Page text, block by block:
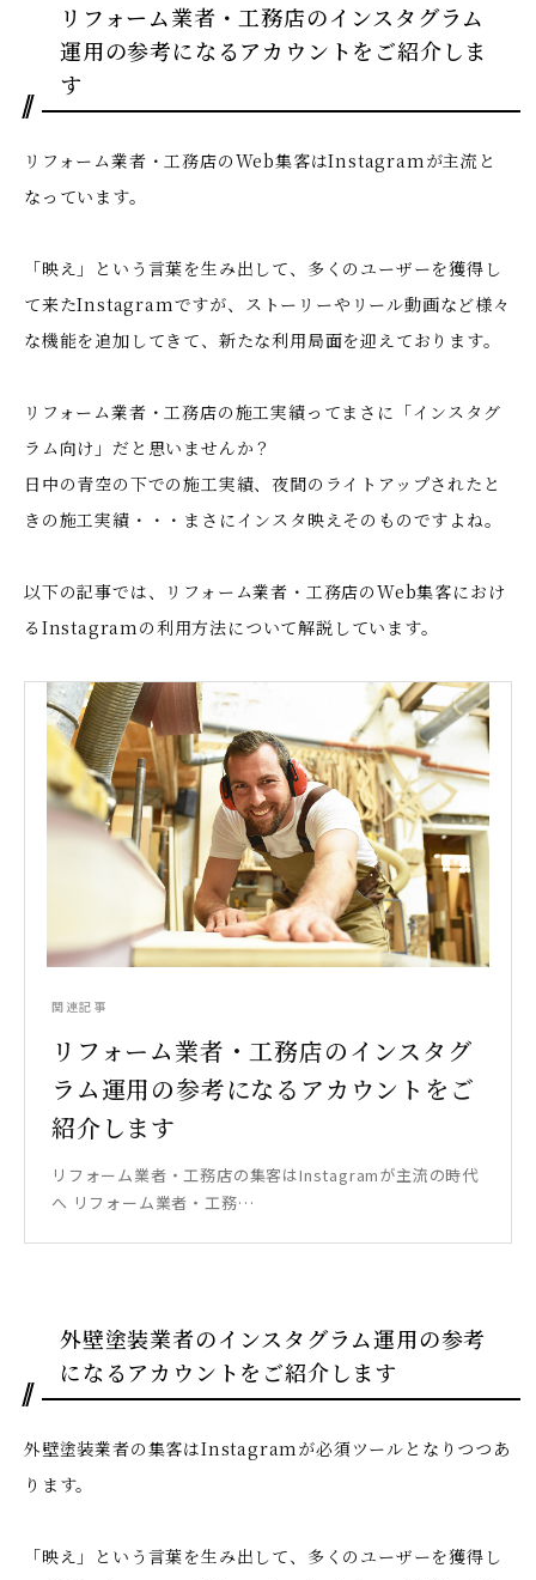
リフォーム業者・工務店のインスタグラム
運用の参考になるアカウントをご紹介しま
す
リフォーム業者・工務店のWeb集客はInstagramが主流と
なっています。
「映え」という言葉を生み出して、多くのユーザーを獲得し
て来たInstagramですが、ストーリーやリール動画など様々
な機能を追加してきて、新たな利用局面を迎えております。
リフォーム業者・工務店の施工実績ってまさに「インスタグ
ラム向け」だと思いませんか？
日中の青空の下での施工実績、夜間のライトアップされたと
きの施工実績・・・まさにインスタ映えそのものですよね。
以下の記事では、リフォーム業者・工務店のWeb集客におけ
るInstagramの利用方法について解説しています。
関連記事
リフォーム業者・工務店のインスタグ
ラム運用の参考になるアカウントをご
紹介します
リフォーム業者・工務店の集客はInstagramが主流の時代
へ リフォーム業者・工務…
外壁塗装業者のインスタグラム運用の参考
になるアカウントをご紹介します
外壁塗装業者の集客はInstagramが必須ツールとなりつつあ
ります。
「映え」という言葉を生み出して、多くのユーザーを獲得し